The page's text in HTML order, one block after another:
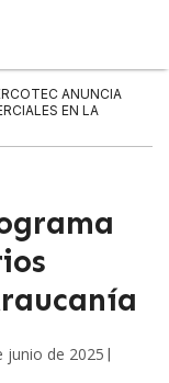
ANUNCIA
EN LA
junio de 2025